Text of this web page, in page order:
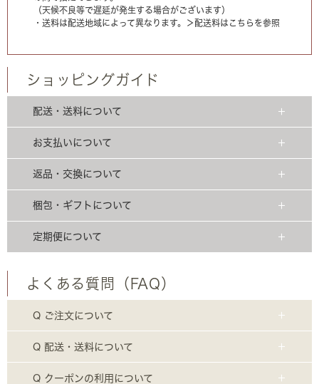
（天候不良等で遅延が発生する場合がございます）
・送料は配送地域によって異なります。
＞配送料はこちらを参照
ショッピングガイド
配送・送料について
お支払いについて
返品・交換について
梱包・ギフトについて
定期便について
よくある質問（FAQ）
Q ご注文について
Q 配送・送料について
Q クーポンの利用について